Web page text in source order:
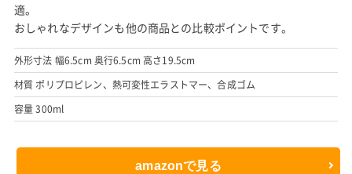
適。
おしゃれなデザインも他の商品との比較ポイントです。
外形寸法 幅6.5cm 奥行6.5cm 高さ19.5cm
材質 ポリプロピレン、熱可変性エラストマー、合成ゴム
容量 300ml
amazonで見る